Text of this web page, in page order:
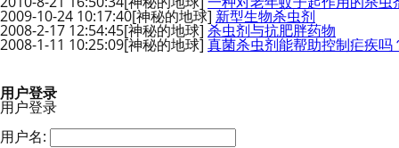
2009-10-24 10:17:40[神秘的地球] 新型生物杀虫剂
2008-2-17 12:54:45[神秘的地球] 杀虫剂与抗肥胖药物
2008-1-11 10:25:09[神秘的地球] 真菌杀虫剂能帮助控制疟疾吗
用户登录
用户登录
用户名: